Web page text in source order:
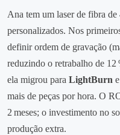
Ana tem um laser de fibra
personalizados. Nos
definir ordem de gravação
reduzindo o retrabalho de
ela migrou para LightBurn
mais de peças por hora. O
2 meses; o investimento no
produção extra.